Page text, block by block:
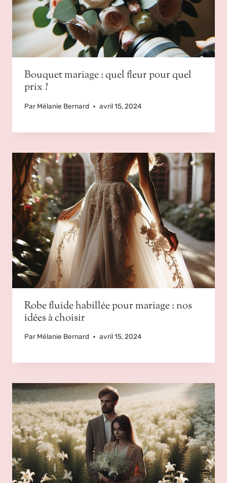
Bouquet mariage : quel fleur pour quel
prix ?
Par Mélanie Bernard avril 15, 2024
Robe fluide habillée pour mariage : nos
idées à choisir
Par Mélanie Bernard avril 15, 2024